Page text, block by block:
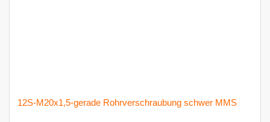
12S-M20x1,5-gerade Rohrverschraubung schwer MMS